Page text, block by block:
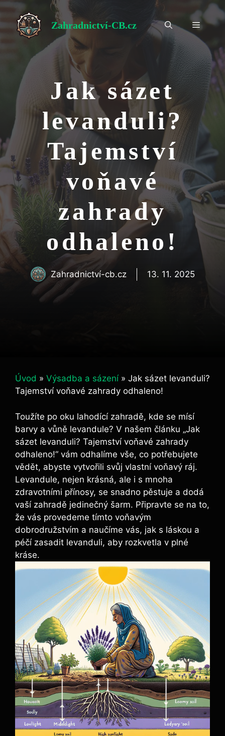
Přeskočit
obsah
Zahradnictví-CB.cz Menu
Jak sázet
levanduli?
Tajemství
voňavé
zahrady
odhaleno!
Zahradnictví-cb.cz 13. 11. 2025
Úvod » Výsadba a sázení » Jak sázet levanduli?
Tajemství voňavé zahrady odhaleno!
Toužíte po oku lahodící zahradě, kde se mísí
barvy a vůně levandule? V našem článku „Jak
sázet levanduli? Tajemství voňavé zahrady
odhaleno!“ vám odhalíme vše, co potřebujete
vědět, abyste vytvořili svůj vlastní voňavý ráj.
Levandule, nejen krásná, ale i s mnoha
zdravotními přínosy, se snadno pěstuje a dodá
vaší zahradě jedinečný šarm. Připravte se na to,
že vás provedeme tímto voňavým
dobrodružstvím a naučíme vás, jak s láskou a
péčí zasadit levanduli, aby rozkvetla v plné
kráse.